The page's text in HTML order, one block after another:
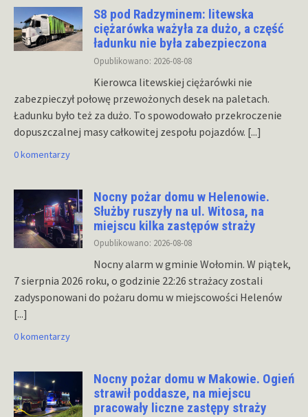
S8 pod Radzyminem: litewska
ciężarówka ważyła za dużo, a część
ładunku nie była zabezpieczona
Opublikowano: 2026-08-08
Kierowca litewskiej ciężarówki nie
zabezpieczył połowę przewożonych desek na paletach.
Ładunku było też za dużo. To spowodowało przekroczenie
dopuszczalnej masy całkowitej zespołu pojazdów. [...]
0 komentarzy
Nocny pożar domu w Helenowie.
Służby ruszyły na ul. Witosa, na
miejscu kilka zastępów straży
Opublikowano: 2026-08-08
Nocny alarm w gminie Wołomin. W piątek,
7 sierpnia 2026 roku, o godzinie 22:26 strażacy zostali
zadysponowani do pożaru domu w miejscowości Helenów
[...]
0 komentarzy
Nocny pożar domu w Makowie. Ogień
strawił poddasze, na miejscu
pracowały liczne zastępy straży